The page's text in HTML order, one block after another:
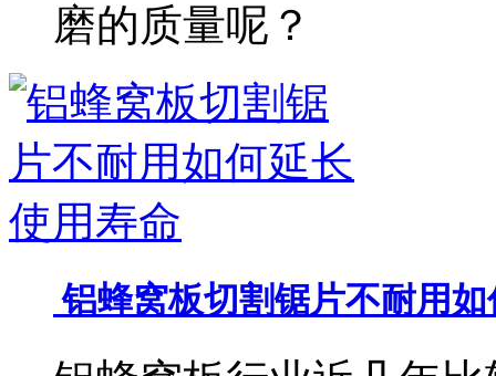
磨的质量呢？
铝蜂窝板切割锯片不耐用